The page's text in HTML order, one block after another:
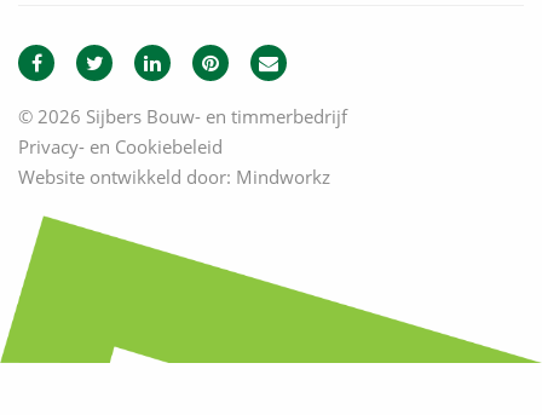
© 2026 Sijbers Bouw- en timmerbedrijf
Privacy- en Cookiebeleid
Website ontwikkeld door: Mindworkz